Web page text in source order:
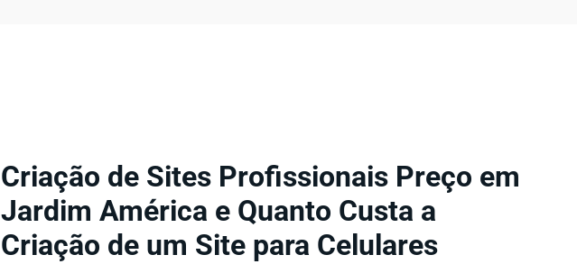
Criação de Sites Profissionais Preço em
Jardim América e Quanto Custa a
Criação de um Site para Celulares